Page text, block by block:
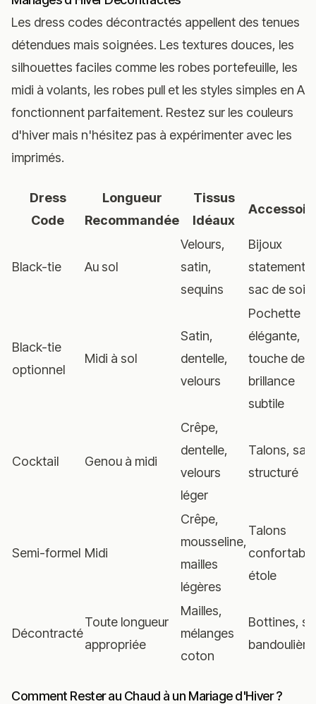
Les dress codes décontractés appellent des tenues
détendues mais soignées. Les textures douces, les
silhouettes faciles comme les robes portefeuille, les
midi à volants, les robes pull et les styles simples en A
fonctionnent parfaitement. Restez sur les couleurs
d'hiver mais n'hésitez pas à expérimenter avec les
imprimés.
Dress
Code
Longueur
Recommandée
Tissus
Idéaux
Black-tie Au sol
Velours,
satin,
sequins
Bijoux
statement,
sac de
Black-tie
optionnel
Midi à sol
Satin,
dentelle,
velours
Pochette
élégante,
touche de
brillance
subtile
Cocktail Genou à midi
Crêpe,
dentelle,
velours
léger
Talons, sac
structuré
Semi-formel Midi
Crêpe,
mousseline,
mailles
légères
Talons
étole
Décontracté
Toute longueur
appropriée
Mailles,
mélanges
coton
Bottines,
bandoulière
Comment Rester au Chaud à un Mariage d'Hiver ?